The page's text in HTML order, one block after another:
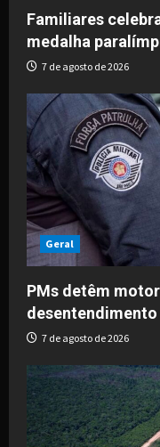
Familiares
medalha
7 de agosto de 2026
Geral
PMs detêm
7 de agosto de 2026